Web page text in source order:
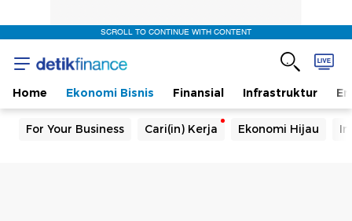
SCROLL TO CONTINUE WITH CONTENT
Home Ekonomi Bisnis Finansial Infrastruktur
For Your Business Cari(in) Kerja Ekonomi Hijau